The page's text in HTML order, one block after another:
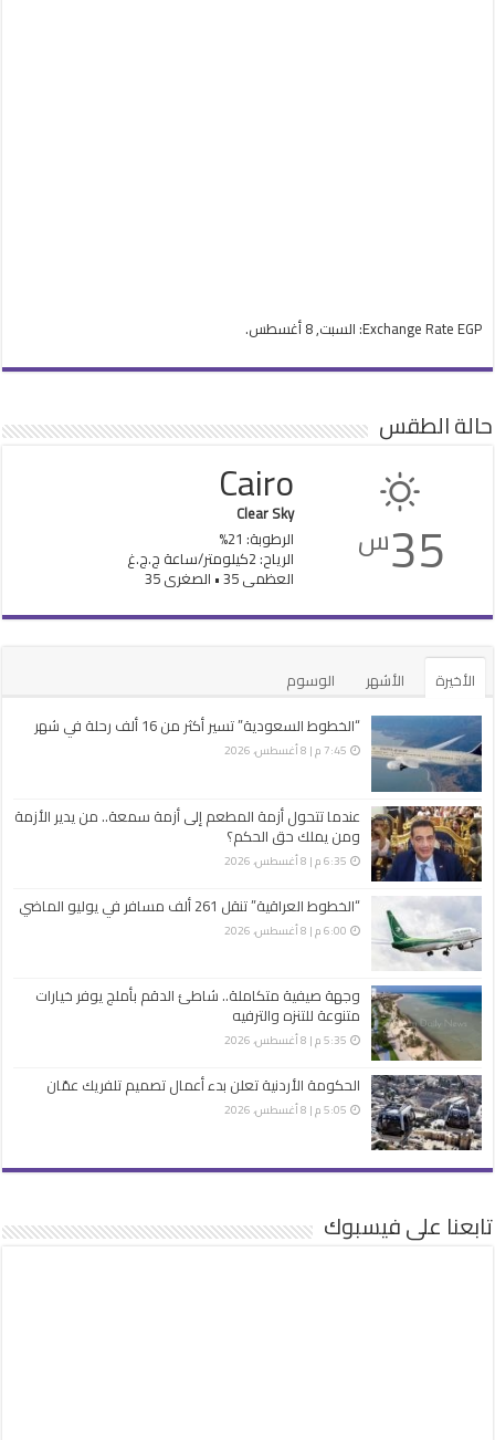
Exchange Rate EGP : السبت, 8 أغسطس.
حالة الطقس
35س
Cairo
Clear Sky
الرطوبة: 21%
الرياح: 2كيلومتر/ساعة ج.ج.غ
العظمى 35 • الصغرى 35
الأخيرة الأشهر
الوسوم
“الخطوط السعودية” تسير أكثر من 16 ألف رحلة في شهر
7:45 م | 8 أغسطس، 2026
عندما تتحول أزمة المطعم إلى أزمة سمعة.. من يدير الأزمة
ومن يملك حق الحكم؟
6:35 م | 8 أغسطس، 2026
“الخطوط العراقية” تنقل 261 ألف مسافر في يوليو الماضي
6:00 م | 8 أغسطس، 2026
وجهة صيفية متكاملة.. شاطئ الدقم بأملج يوفر خيارات
متنوعة للتنزه والترفيه
5:35 م | 8 أغسطس، 2026
الحكومة الأردنية تعلن بدء أعمال تصميم تلفريك عمّان
5:05 م | 8 أغسطس، 2026
تابعنا على فيسبوك